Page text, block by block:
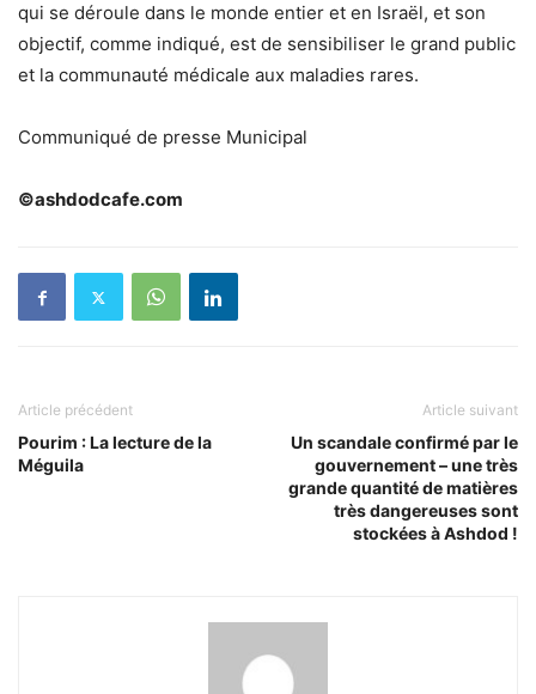
qui se déroule dans le monde entier et en Israël, et son
objectif, comme indiqué, est de sensibiliser le grand public
et la communauté médicale aux maladies rares.
Communiqué de presse Municipal
©ashdodcafe.com
Article précédent
Pourim : La lecture de la
Méguila
Article suivant
Un scandale confirmé par le
gouvernement – une très
grande quantité de matières
très dangereuses sont
stockées à Ashdod !